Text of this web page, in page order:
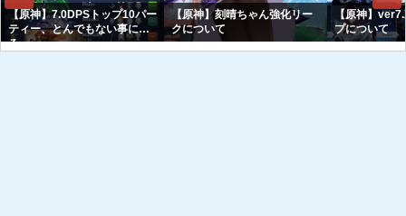
【原神】7.0DPSトップ10パー
ティー、とんでもない事にな
る
【原神】刻晴ちゃん強化リー
クについて
【原神】
プについて